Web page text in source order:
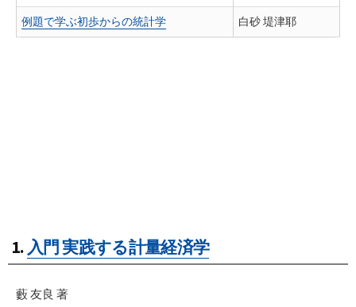
例題で学ぶ初歩からの統計学 白砂 堤津耶
1. 入門 実践する計量経済学
藪 友良 著